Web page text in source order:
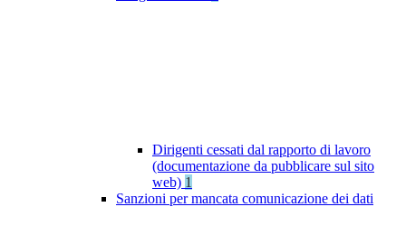
Dirigenti cessati dal rapporto di lavoro
(documentazione da pubblicare sul sito
web) 1
Sanzioni per mancata comunicazione dei dati